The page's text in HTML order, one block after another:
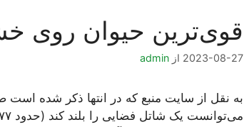
قوی‌ترین حیوان روی
2023-08-27 از admin
به نقل از سایت منبع که در انتها ذکر شده